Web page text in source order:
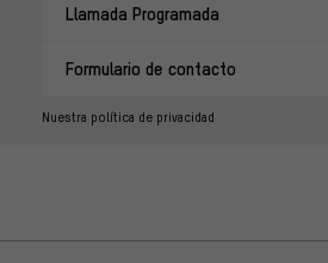
Llamada Programada
Formulario de contacto
Nuestra política de privacidad